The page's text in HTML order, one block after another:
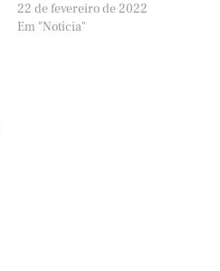
22 de fevereiro de 2022
Em "Notícia"